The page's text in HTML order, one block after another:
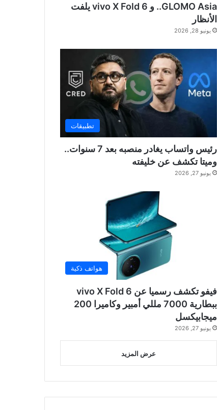
GLOMO Asia.. و vivo X Fold 6 يلفت
الأنظار
يونيو 28, 2026
تطبيقات
رئيس واتساب يغادر منصبه بعد 7 سنوات..
وميتا تكشف عن خليفته
يونيو 27, 2026
هواتف ذكية
فيفو تكشف رسميا عن vivo X Fold 6
ببطارية 7000 مللي أمبير وكاميرا 200
ميجابيكسل
يونيو 27, 2026
عرض المزيد